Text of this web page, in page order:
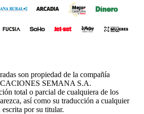
window
son propiedad de la compañía
SEMANA S.A.
total o parcial de cualquiera de los
así como su traducción a cualquier
por su titular.